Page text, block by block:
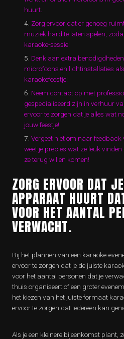
huurt.
Zorg ervoor dat er genoeg
muziek hard te laten spelen,
karaoke-sessie!
Denk aan extra
microfoons en lichtinstallaties
karaokefeestje!
Neem contact op met
gespecialiseerd zijn in verhuur
ervoor te zorgen dat je alles wat
jouw feestje!
Vergeet niet om naar
weet je precies wat ze leuk
ze terug willen komen!
ZORG ERVOOR DAT
APPARAAT HUURT
VOOR HET AANTAL
VERWACHT.
Bij het plannen van een karaoke-
ervoor te zorgen dat je de juiste
voor het aantal personen dat je
thuis organiseert of een groter
het kiezen van het juiste formaat
ervoor te zorgen dat iedereen kan
Als je een kleinere bijeenkomst plant,